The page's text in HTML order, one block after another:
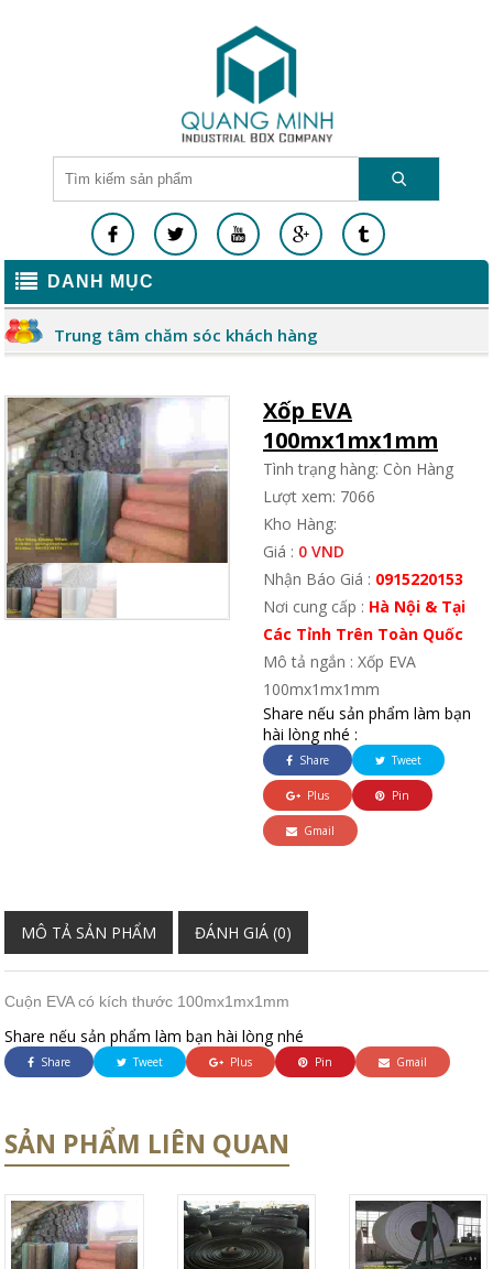
DANH MỤC
Trung tâm chăm sóc khách hàng
Xốp EVA
100mx1mx1mm
Tình trạng hàng: Còn Hàng
Lượt xem: 7066
Kho Hàng:
Giá : 0 VND
Nhận Báo Giá : 0915220153
Nơi cung cấp : Hà Nội & Tại
Các Tỉnh Trên Toàn Quốc
Mô tả ngắn : Xốp EVA
100mx1mx1mm
Share nếu sản phẩm làm bạn
hài lòng nhé :
Share Tweet
Plus Pin
Gmail
MÔ TẢ SẢN PHẨM ĐÁNH GIÁ (0)
Cuộn EVA có kích thước 100mx1mx1mm
Share nếu sản phẩm làm bạn hài lòng nhé
Share Tweet Plus Pin Gmail
SẢN PHẨM LIÊN QUAN